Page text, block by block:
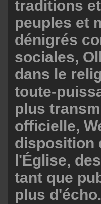
traditions
peuples et
dénigrés
sociales,
dans le
toute-
plus
officielle,
disposition
l'Église,
tant que
plus d'écho.